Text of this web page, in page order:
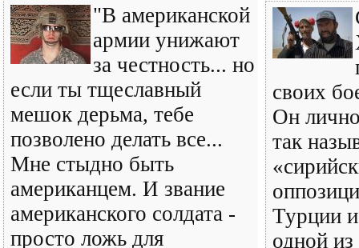
"В американской
армии унижают
за честность... но
если ты тщеславный
мешок дерьма, тебе
позволено делать все...
Мне стыдно быть
американцем. И звание
американского солдата -
просто ложь для
своих
Он
так
Турции
одной